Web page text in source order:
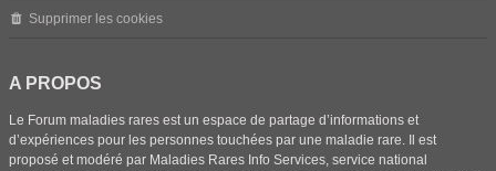
Supprimer les cookies
A PROPOS
Le Forum maladies rares est un espace de partage d’informations et
d’expériences pour les personnes touchées par une maladie rare. Il est
proposé et modéré par Maladies Rares Info Services, service national